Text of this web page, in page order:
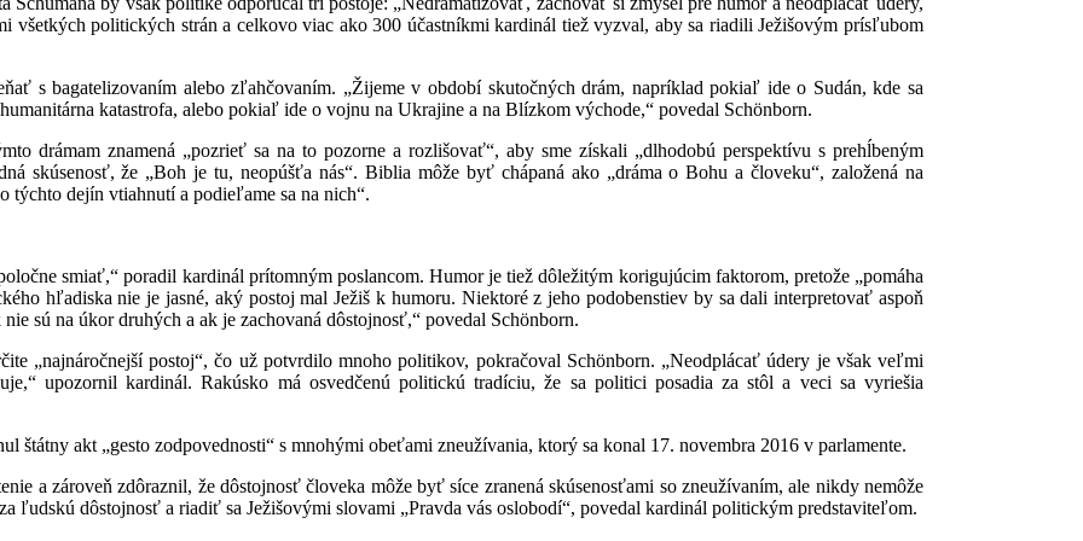
všetkých politických strán a celkovo viac ako 300 účastníkmi kardinál tiež vyzval, aby sa riadili Ježišovým prísľubom
s bagatelizovaním alebo zľahčovaním. „Žijeme v období skutočných drám, napríklad pokiaľ ide o Sudán, kde sa
katastrofa, alebo pokiaľ ide o vojnu na Ukrajine a na Blízkom východe,“ povedal Schönborn.
drámam znamená „pozrieť sa na to pozorne a rozlišovať“, aby sme získali „dlhodobú perspektívu s prehĺbeným
skúsenosť, že „Boh je tu, neopúšťa nás“. Biblia môže byť chápaná ako „dráma o Bohu a človeku“, založená na
týchto dejín vtiahnutí a podieľame sa na nich“.
smiať,“ poradil kardinál prítomným poslancom. Humor je tiež dôležitým korigujúcim faktorom, pretože „pomáha
hľadiska nie je jasné, aký postoj mal Ježiš k humoru. Niektoré z jeho podobenstiev by sa dali interpretovať aspoň
sú na úkor druhých a ak je zachovaná dôstojnosť,“ povedal Schönborn.
„najnáročnejší postoj“, čo už potvrdilo mnoho politikov, pokračoval Schönborn. „Neodplácať údery je však veľmi
upozornil kardinál. Rakúsko má osvedčenú politickú tradíciu, že sa politici posadia za stôl a veci sa vyriešia
štátny akt „gesto zodpovednosti“ s mnohými obeťami zneužívania, ktorý sa konal 17. novembra 2016 v parlamente.
a zároveň zdôraznil, že dôstojnosť človeka môže byť síce zranená skúsenosťami so zneužívaním, ale nikdy nemôže
ľudskú dôstojnosť a riadiť sa Ježišovými slovami „Pravda vás oslobodí“, povedal kardinál politickým predstaviteľom.